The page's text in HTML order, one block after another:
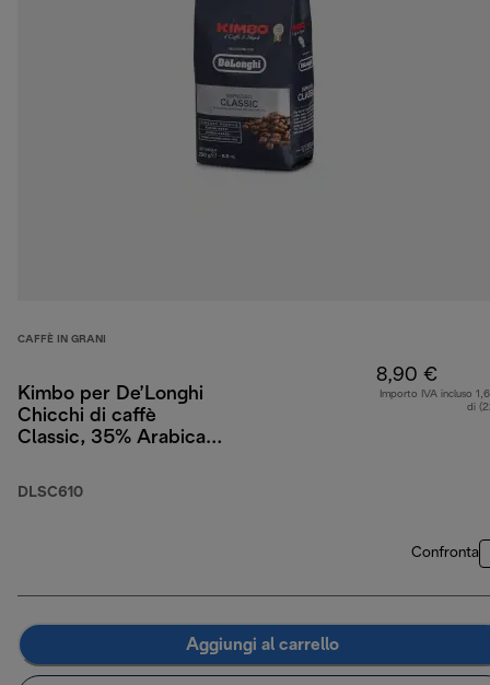
CAFFÈ IN GRANI
Kimbo per De’Longhi
Chicchi di caffè
Classic, 35% Arabica
DLSC610
8,90 €
Importo IVA incluso
di
Confronta
Aggiungi al carrello